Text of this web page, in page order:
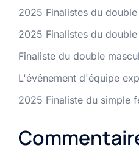
2025 Finalistes du
2025 Finalistes du
Finaliste du double
L'événement d'équipe
2025 Finaliste du simple